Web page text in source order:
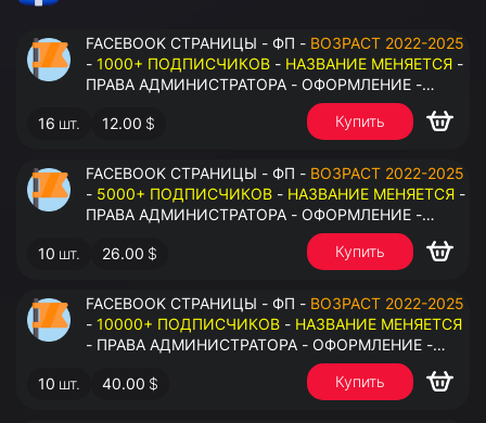
FACEBOOK СТРАНИЦЫ - ФП - ВОЗРАСТ 2022-2025
- 1000+ ПОДПИСЧИКОВ - НАЗВАНИЕ МЕНЯЕТСЯ -
ПРАВА АДМИНИСТРАТОРА - ОФОРМЛЕНИЕ -
ЗАПОЛНЕННАЯ ИНФОРМАЦИЯ - ПОД ВСЕ ГЕО
16 шт. 12.00 $ Купить
FACEBOOK СТРАНИЦЫ - ФП - ВОЗРАСТ 2022-2025
- 5000+ ПОДПИСЧИКОВ - НАЗВАНИЕ МЕНЯЕТСЯ -
ПРАВА АДМИНИСТРАТОРА - ОФОРМЛЕНИЕ -
ЗАПОЛНЕННАЯ ИНФОРМАЦИЯ - ПОД ВСЕ ГЕО
10 шт. 26.00 $ Купить
FACEBOOK СТРАНИЦЫ - ФП - ВОЗРАСТ 2022-2025
- 10000+ ПОДПИСЧИКОВ - НАЗВАНИЕ МЕНЯЕТСЯ
- ПРАВА АДМИНИСТРАТОРА - ОФОРМЛЕНИЕ -
ЗАПОЛНЕННАЯ ИНФОРМАЦИЯ - ПОД ВСЕ ГЕО
10 шт. 40.00 $ Купить